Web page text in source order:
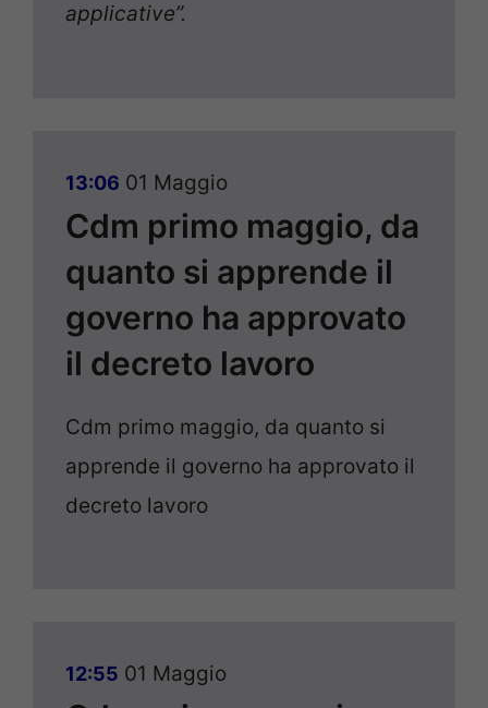
applicative”.
13:06 01 Maggio
Cdm primo maggio, da
quanto si apprende il
governo ha approvato
il decreto lavoro
Cdm primo maggio, da quanto si
apprende il governo ha approvato il
decreto lavoro
12:55 01 Maggio